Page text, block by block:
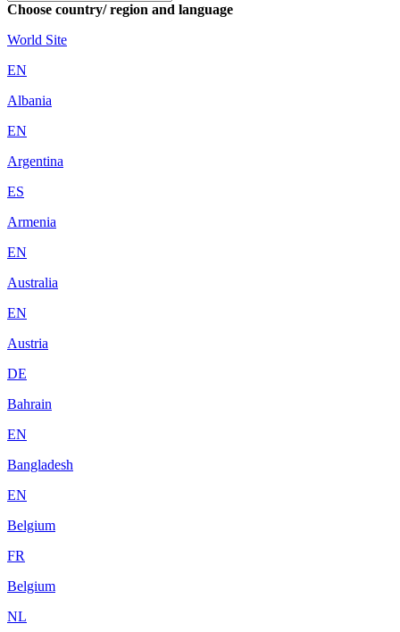
Choose country/ region and language
World Site
EN
Albania
EN
Argentina
ES
Armenia
EN
Australia
EN
Austria
DE
Bahrain
EN
Bangladesh
EN
Belgium
FR
Belgium
NL